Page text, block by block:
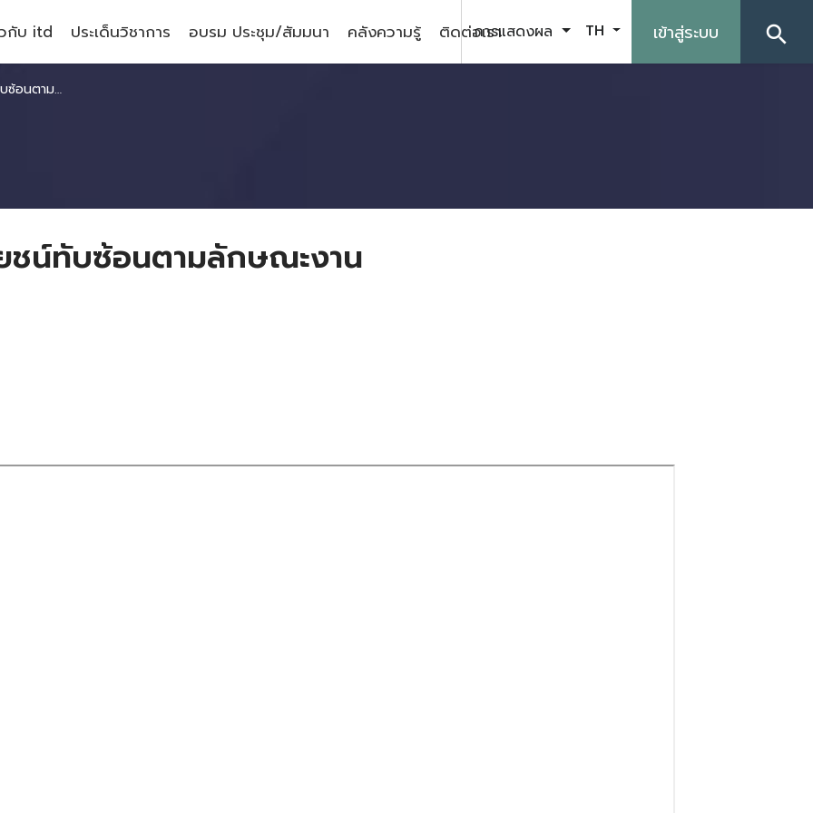
กับ itd ประเด็นวิชาการ อบรม ประชุม/สัมมนา คลังความรู้ ติดต่อเราการแสดงผล TH เข้าสู่ระบบ search
ลักษณะงาน
ชน์ทับซ้อนตามลักษณะงาน